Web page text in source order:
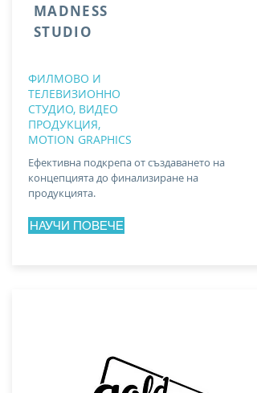
MADNESS
STUDIO
ФИЛМОВО И
ТЕЛЕВИЗИОННО
СТУДИО, ВИДЕО
ПРОДУКЦИЯ,
MOTION GRAPHICS
Ефективна подкрепа от създаването на
концепцията до финализиране на
продукцията.
НАУЧИ ПОВЕЧЕ